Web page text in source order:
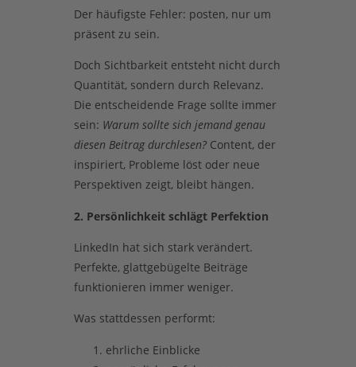
Der häufigste Fehler: posten, nur um
präsent zu sein.
Doch Sichtbarkeit entsteht nicht durch
Quantität, sondern durch Relevanz.
Die entscheidende Frage sollte immer
sein: Warum sollte sich jemand genau
diesen Beitrag durchlesen? Content, der
inspiriert, Probleme löst oder neue
Perspektiven zeigt, bleibt hängen.
2. Persönlichkeit schlägt Perfektion
LinkedIn hat sich stark verändert.
Perfekte, glattgebügelte Beiträge
funktionieren immer weniger.
Was stattdessen performt:
ehrliche Einblicke